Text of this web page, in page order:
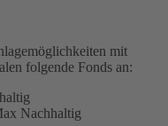
mit
folgende Fonds an:
Nachhaltig